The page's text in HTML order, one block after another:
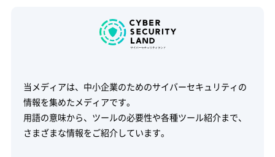
当メディアは、中小企業のためのサイバーセキュリティの
情報を集めたメディアです。
用語の意味から、ツールの必要性や各種ツール紹介まで、
さまざまな情報をご紹介しています。